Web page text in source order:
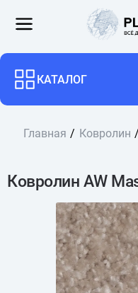
КАТАЛОГ
Главная Ковролин
Ковролин AW